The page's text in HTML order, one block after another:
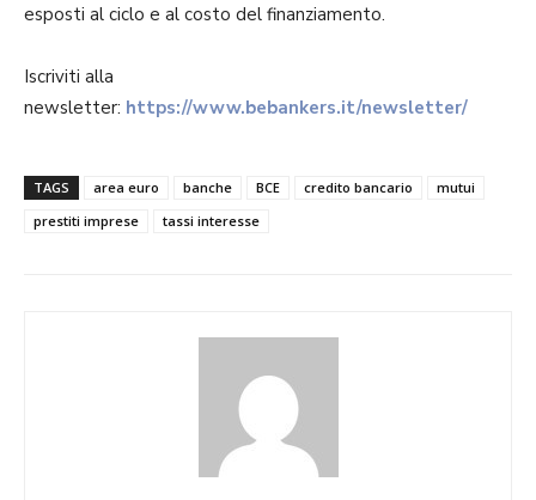
esposti al ciclo e al costo del finanziamento.
Iscriviti alla
newsletter: https://www.bebankers.it/newsletter/
TAGS area euro banche BCE credito bancario
mutui
prestiti imprese
tassi interesse